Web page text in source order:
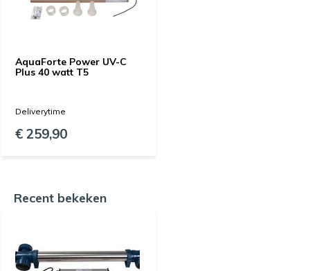
AquaForte Power UV-C
Plus 40 watt T5
Deliverytime
€ 259,90
Recent bekeken